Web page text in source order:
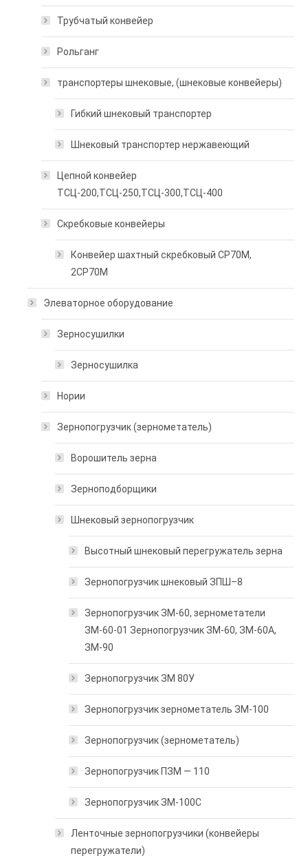
Трубчатый конвейер
Рольганг
транспортеры шнековые, (шнековые конвейеры)
Гибкий шнековый транспортер
Шнековый транспортер нержавеющий
Цепной конвейер
ТСЦ-200,ТСЦ-250,ТСЦ-300,ТСЦ-400
Скребковые конвейеры
Конвейер шахтный скребковый СР70М,
2СР70М
Элеваторное оборудование
Зерносушилки
Зерносушилка
Нории
Зернопогрузчик (зернометатель)
Ворошитель зерна
Зерноподборщики
Шнековый зернопогрузчик
Высотный шнековый перегружатель зерна
Зернопогрузчик шнековый ЗПШ–8
Зернопогрузчик ЗМ-60, зернометатели
ЗМ-60-01 Зернопогрузчик ЗМ-60, ЗМ-60А,
ЗМ-90
Зернопогрузчик ЗМ 80У
Зернопогрузчик зернометатель ЗМ-100
Зернопогрузчик (зернометатель)
Зернопогрузчик ПЗМ — 110
Зернопогрузчик ЗМ-100С
Ленточные зернопогрузчики (конвейеры
перегружатели)